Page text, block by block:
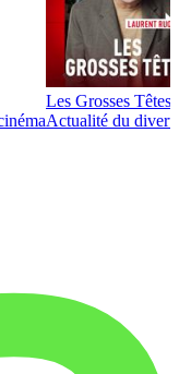
Les Grosses Têtes
Actualité du